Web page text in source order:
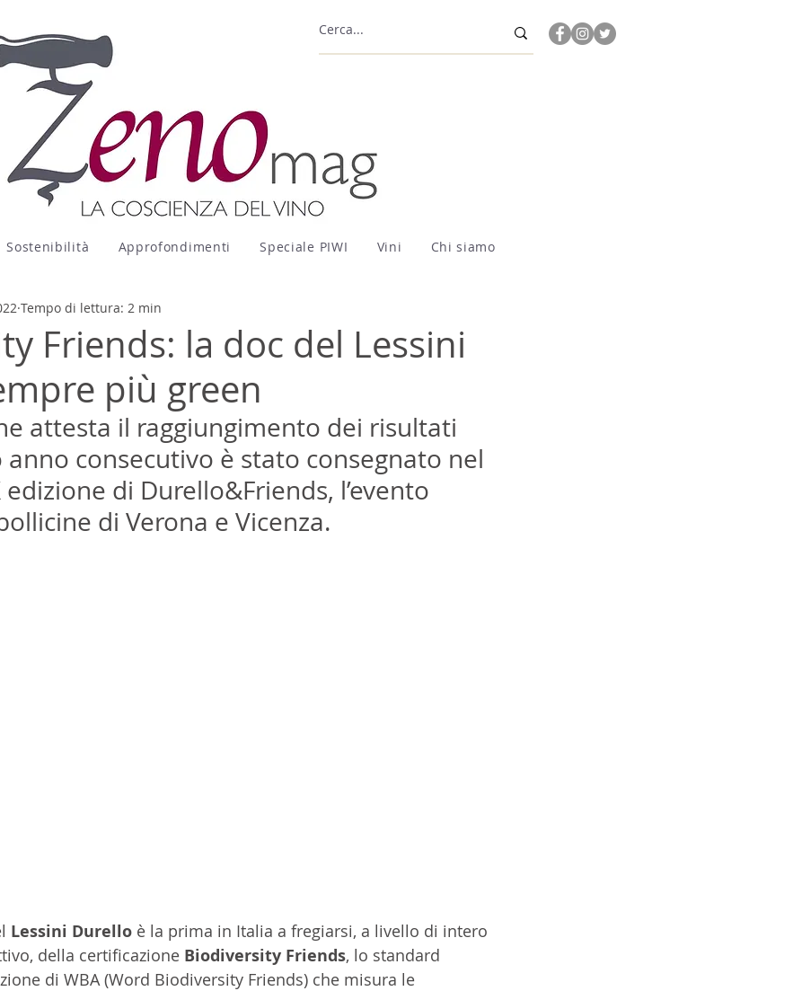
Sostenibilità Approfondimenti Speciale PIWI Vini Chi siamo
Friends: la doc del Lessini
più green
Tempo di lettura: 2 min
attesta il raggiungimento dei risultati
anno consecutivo è stato consegnato nel
edizione di Durello&Friends, l’evento
di Verona e Vicenza.
Lessini Durello è la prima in Italia a fregiarsi, a livello di intero
della certificazione Biodiversity Friends, lo standard
di WBA (Word Biodiversity Friends) che misura le